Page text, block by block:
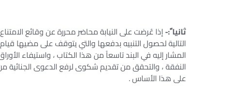
ثانيا ً:-إذا عُرضت على النيابة محاضر محررة عن وقائع
التالية لحصول التنبيه بدفعها والتي يتوقف على مضيها
المشار إليه في البند تاسعاً من هذا الكتاب ، واستيفاء
النفقة ، والتحقق من تقديم شكوى لرفع الدعوى
على هذا الأساس .